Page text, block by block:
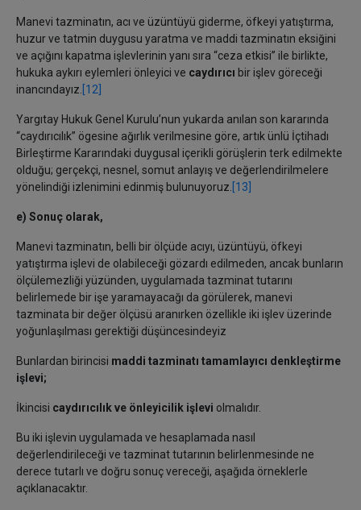
Manevi tazminatın, acı ve üzüntüyü giderme, öfkeyi yatıştırma,
huzur ve tatmin duygusu yaratma ve maddi tazminatın eksiğini
ve açığını kapatma işlevlerinin yanı sıra “ceza etkisi” ile birlikte,
hukuka aykırı eylemleri önleyici ve caydırıcı bir işlev göreceği
inancındayız. [12]
Yargıtay Hukuk Genel Kurulu’nun yukarda anılan son kararında
“caydırıcılık” ögesine ağırlık verilmesine göre, artık ünlü İçtihadı
Birleştirme Kararındaki duygusal içerikli görüşlerin terk edilmekte
olduğu; gerçekçi, nesnel, somut anlayış ve değerlendirilmelere
yönelindiği izlenimini edinmiş bulunuyoruz. [13]
e) Sonuç olarak,
Manevi tazminatın, belli bir ölçüde acıyı, üzüntüyü, öfkeyi
yatıştırma işlevi de olabileceği gözardı edilmeden, ancak bunların
ölçülemezliği yüzünden, uygulamada tazminat tutarını
belirlemede bir işe yaramayacağı da görülerek, manevi
tazminata bir değer ölçüsü aranırken özellikle iki işlev üzerinde
yoğunlaşılması gerektiği düşüncesindeyiz
Bunlardan birincisi maddi tazminatı tamamlayıcı denkleştirme
işlevi;
İkincisi caydırıcılık ve önleyicilik işlevi olmalıdır.
Bu iki işlevin uygulamada ve hesaplamada nasıl
değerlendirileceği ve tazminat tutarının belirlenmesinde ne
derece tutarlı ve doğru sonuç vereceği, aşağıda örneklerle
açıklanacaktır.